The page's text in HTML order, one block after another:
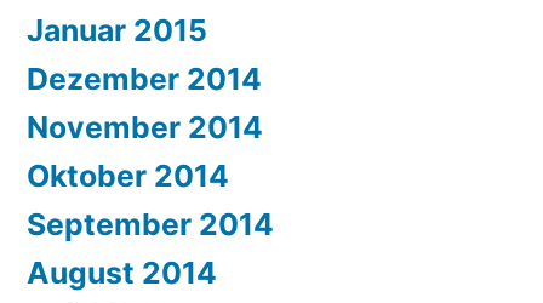
Januar 2015
Dezember 2014
November 2014
Oktober 2014
September 2014
August 2014